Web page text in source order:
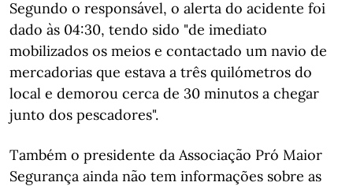
Segundo o responsável, o alerta do acidente foi
dado às 04:30, tendo sido "de imediato
mobilizados os meios e contactado um navio de
mercadorias que estava a três quilómetros do
local e demorou cerca de 30 minutos a chegar
junto dos pescadores".
Também o presidente da Associação Pró Maior
Segurança ainda não tem informações sobre as